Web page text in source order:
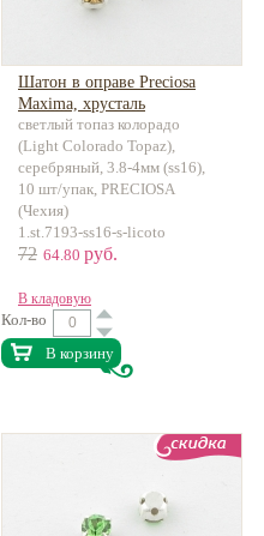
Шатон в оправе Preciosa
Maxima, хрусталь
светлый топаз колорадо
(Light Colorado Topaz),
серебряный, 3.8-4мм (ss16),
10 шт/упак, PRECIOSA
(Чехия)
1.st.7193-ss16-s-licoto
72 64.80 руб.
В кладовую
Кол-во
В корзину